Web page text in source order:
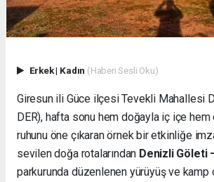
Erkek| Kadın (Haberi Sesli Oku)
Giresun ili Güce ilçesi Tevekli Mahallesi
DER), hafta sonu hem doğayla iç içe hem
ruhunu öne çıkaran örnek bir etkinliğe
sevilen doğa rotalarından Denizli Göleti
parkurunda düzenlenen yürüyüş ve kamp